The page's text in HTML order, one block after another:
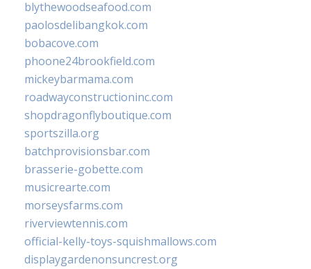
blythewoodseafood.com
paolosdelibangkok.com
bobacove.com
phoone24brookfield.com
mickeybarmama.com
roadwayconstructioninc.com
shopdragonflyboutique.com
sportszilla.org
batchprovisionsbar.com
brasserie-gobette.com
musicrearte.com
morseysfarms.com
riverviewtennis.com
official-kelly-toys-squishmallows.com
displaygardenonsuncrest.org